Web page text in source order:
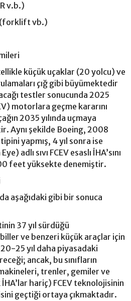
v.b.)
(forklift vb.)
küçük uçaklar (20 yolcu) ve
çığ gibi büyümektedir
testler sonucunda 2025
motorlara geçme kararını
2035 yılında uçmaya
Aynı şekilde Boeing, 2008
yapmış, 4 yıl sonra ise
adlı sıvı FCEV esaslı İHA’sını
feet yüksekte denemiştir.
aşağıdaki gibi bir sonuca
37 yıl sürdüğü
ve benzeri küçük araçlar için
25 yıl daha piyasadaki
ancak, bu sınıfların
makineleri, trenler, gemiler ve
hariç) FCEV teknolojisinin
geçtiği ortaya çıkmaktadır.